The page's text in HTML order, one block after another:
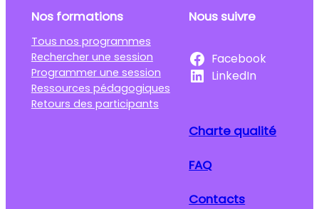
Nos formations
Tous nos programmes
Rechercher une session
Programmer une session
Ressources pédagogiques
Retours des participants
Nous suivre
Facebook
LinkedIn
Charte qualité
FAQ
Contacts